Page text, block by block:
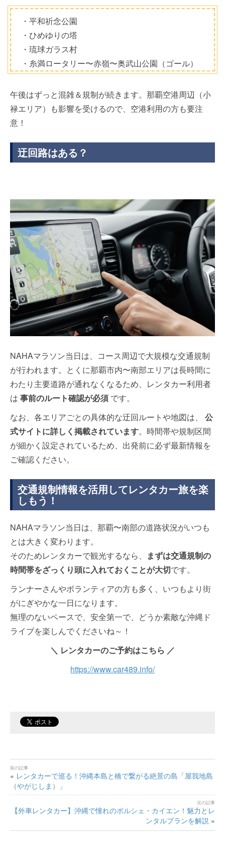
・平和祈念公園
・ひめゆりの塔
・琉球ガラス村
・糸満ロータリー〜赤嶺〜奥武山公園（ゴール）
午後はずっと混雑＆規制が続きます。那覇空港周辺（小
禄エリア）も影響を受けるので、空港利用の方も要注
意！
迂回路はある？
NAHAマラソン当日は、コース周辺で大規模な交通規制
が行われます。とくに那覇市内〜南部エリアは長時間に
わたり主要道路が通れなくなるため、レンタカー利用者
は 事前のルート確認が必須 です。
なお、各エリアごとの具体的な迂回ルートや地図は、 公
式サイトに詳しく掲載されています。時間帯や規制区間
が細かく設定されているため、出発前に必ず最新情報を
ご確認ください。
交通規制情報を活用してレンタカー旅を楽
しもう！
NAHAマラソン当日は、那覇〜南部の道路状況がいつも
とは大きく変わります。
そのためレンタカーで観光するなら、
まずは交通規制の
時間帯をざっくり頭に入れておくことが大切です。
ランナーさんやボランティアの方も多く、いつもより街
がにぎやかな一日になります。
無理のないペースで、安全第一で、どうか素敵な沖縄ド
ライブを楽しんでくださいね～！
＼ レンタカーのご予約はこちら ／
https://www.car489.info/
« レンタカーで巡る！沖縄本島と橋で繋がる絶景の島「屋我地島
（やがじしま）」
【外車レンタカー】沖縄で憧れのポルシェ・カイエン！魅力とレ
ンタルプランを解説 »